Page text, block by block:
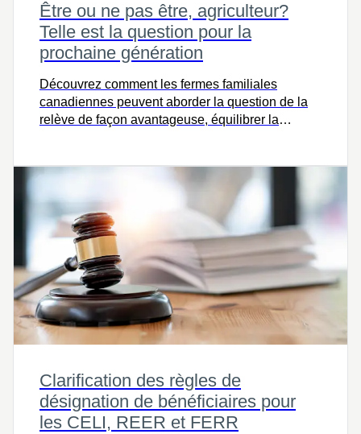
Être ou ne pas être, agriculteur?
Telle est la question pour la
prochaine génération
Découvrez comment les fermes familiales
canadiennes peuvent aborder la question de la
relève de façon avantageuse, équilibrer la
Clarification des règles de
désignation de bénéficiaires pour
les CELI, REER et FERR